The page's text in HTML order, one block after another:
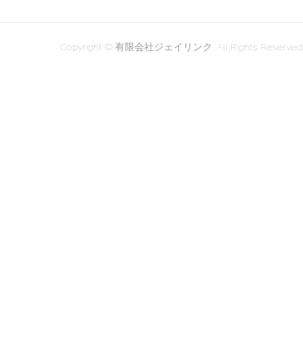
Copyright © 有限会社ジェイリンク. All Rights Reserved.